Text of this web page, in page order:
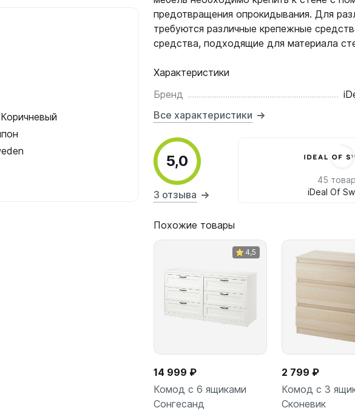
предотвращения опрокидывания. Для
требуются различные крепежные
средства, подходящие для материала
Характеристики
Бренд
Все характеристики
5,0
3 отзыва
45
iDeal Of
Похожие товары
4,5
14 999 ₽
Комод с 6 ящиками
Сонгесанд
2 799 ₽
Комод с 3
Сконевик